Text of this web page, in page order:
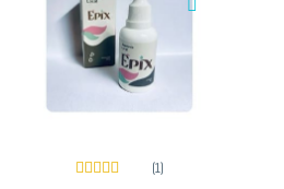
(1)